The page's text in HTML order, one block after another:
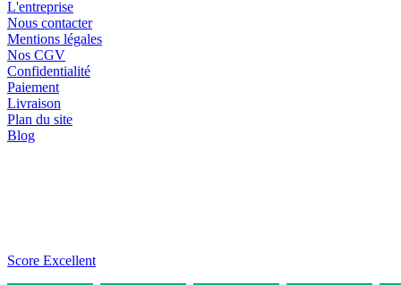
L'entreprise
Nous contacter
Mentions légales
Nos CGV
Confidentialité
Paiement
Livraison
Plan du site
Blog
Score Excellent